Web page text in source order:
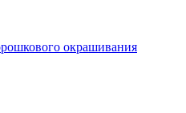
окрашивания